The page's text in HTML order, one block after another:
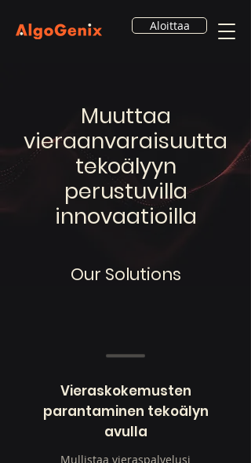
Aloittaa
Muuttaa
vieraanvaraisuutta
tekoälyyn
perustuvilla
innovaatioilla
Our Solutions
Vieraskokemusten
parantaminen tekoälyn
avulla
Mullistaa vieraspalvelusi